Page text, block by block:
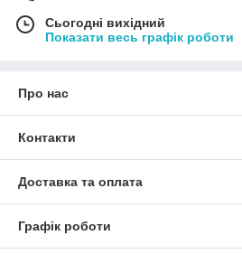
Сьогодні вихідний
Показати весь графік роботи
Про нас
Контакти
Доставка та оплата
Графік роботи